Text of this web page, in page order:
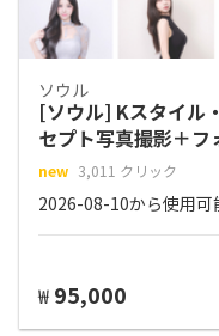
ソウル
[ソウル] Kスタイル
セプト写真撮影＋フ
new 3,011 クリック
2026-08-10から使用可
₩ 95,000